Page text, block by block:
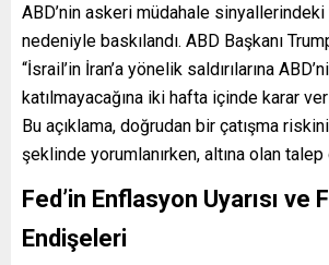
ABD’nin askeri müdahale sinyallerindeki
nedeniyle baskılandı. ABD Başkanı
“İsrail’in İran’a yönelik saldırılarına
katılmayacağına iki hafta içinde karar
Bu açıklama, doğrudan bir çatışma
şeklinde yorumlanırken, altına olan
Fed’in Enflasyon Uyarısı ve
Endişeleri